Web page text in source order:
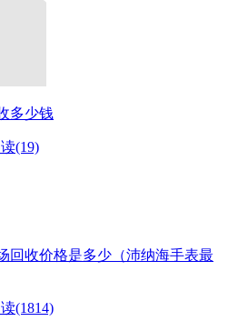
多少钱
(19)
回收价格是多少（沛纳海手表最
(1814)